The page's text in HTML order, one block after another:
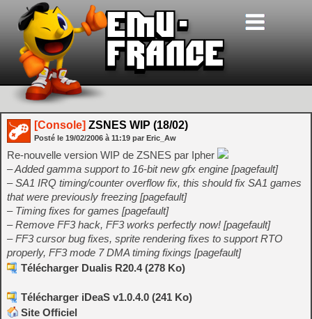
[Console] ZSNES WIP (18/02)
Posté le 19/02/2006 à 11:19 par Eric_Aw
Re-nouvelle version WIP de ZSNES par Ipher
– Added gamma support to 16-bit new gfx engine [pagefault]
– SA1 IRQ timing/counter overflow fix, this should fix SA1 games
that were previously freezing [pagefault]
– Timing fixes for games [pagefault]
– Remove FF3 hack, FF3 works perfectly now! [pagefault]
– FF3 cursor bug fixes, sprite rendering fixes to support RTO
properly, FF3 mode 7 DMA timing fixings [pagefault]
Télécharger Dualis R20.4 (278 Ko)
Télécharger iDeaS v1.0.4.0 (241 Ko)
Site Officiel